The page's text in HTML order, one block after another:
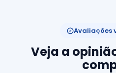
Avaliações
Veja a